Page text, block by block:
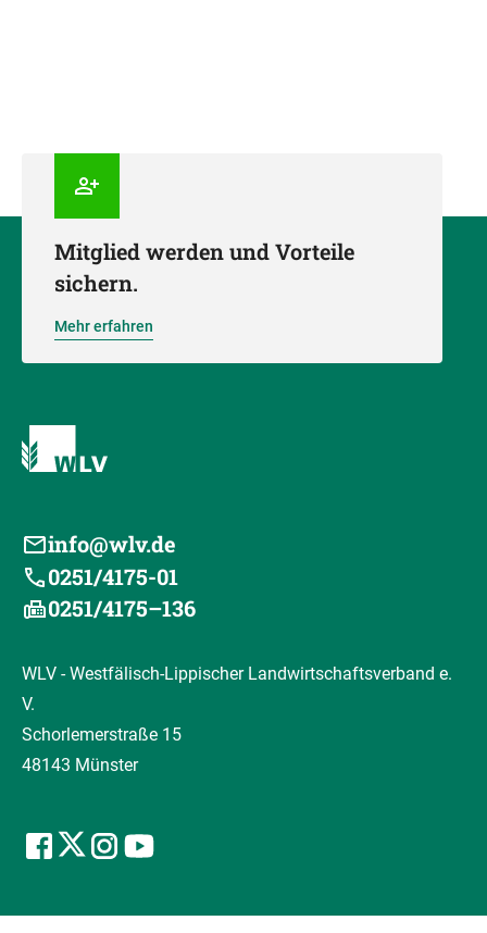
Mitglied werden und Vorteile
sichern.
Mehr erfahren
info@wlv.de
0251/4175-01
0251/4175–136
WLV - Westfälisch-Lippischer Landwirtschaftsverband e.
V.
Schorlemerstraße 15
48143 Münster